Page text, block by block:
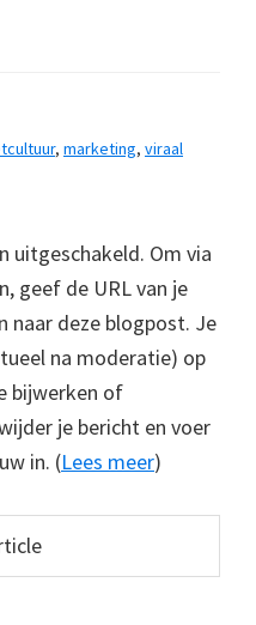
, marketing, viraal
uitgeschakeld. Om via
geef de URL van je
naar deze blogpost. Je
na moderatie) op
bijwerken of
je bericht en voer
in. (Lees meer)